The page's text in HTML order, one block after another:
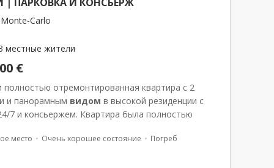
Carlo
местные жители
€
полностью отремонтированная квартира с 2
и панорамным видом в высокой резиденции с
7 и консьержем. Квартира была полностью
широкие&n...
место Очень хорошее состояние Погреб